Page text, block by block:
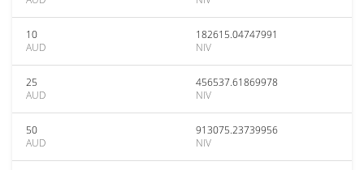
10
AUD
182615.04747991
NIV
25
AUD
456537.61869978
NIV
50
AUD
913075.23739956
NIV